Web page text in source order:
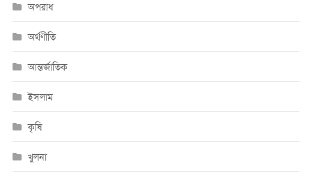
অপরাধ
অর্থণীতি
আন্তর্জাতিক
ইসলাম
কৃষি
খুলনা